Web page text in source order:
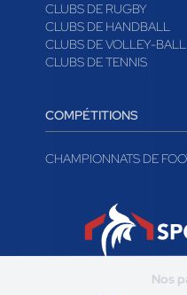
CLUBS DE RUGBY
CLUBS DE HANDBALL
CLUBS DE VOLLEY-BALL
CLUBS DE TENNIS
COMPÉTITIONS
CHAMPIONNATS DE
Nos